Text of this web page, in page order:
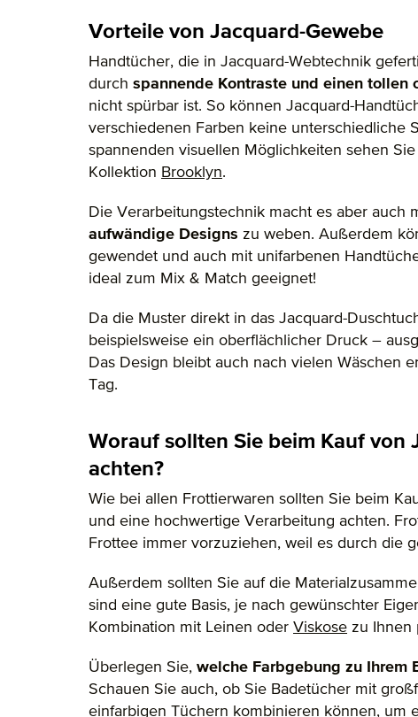
Vorteile von Jacquard-Gewebe
Handtücher, die in Jacquard-Webtechnik
durch spannende Kontraste und einen tollen
nicht spürbar ist. So können Jacquard-
verschiedenen Farben keine unterschiedliche
spannenden visuellen Möglichkeiten sehen
Kollektion Brooklyn.
Die Verarbeitungstechnik macht es aber auch
aufwändige Designs zu weben. Außerdem
gewendet und auch mit unifarbenen
ideal zum Mix & Match geeignet!
Da die Muster direkt in das Jacquard-
beispielsweise ein oberflächlicher Druck –
Das Design bleibt auch nach vielen Wäschen
Tag.
Worauf sollten Sie beim Kauf von
achten?
Wie bei allen Frottierwaren sollten Sie beim
und eine hochwertige Verarbeitung achten.
Frottee immer vorzuziehen, weil es durch die
Außerdem sollten Sie auf die
sind eine gute Basis, je nach gewünschter
Kombination mit Leinen oder Viskose zu Ihnen
Überlegen Sie, welche Farbgebung zu Ihrem
Schauen Sie auch, ob Sie Badetücher mit
einfarbigen Tüchern kombinieren können, um